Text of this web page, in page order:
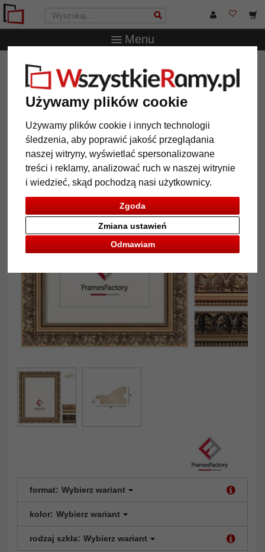
Używamy plików cookie
Używamy plików cookie i innych technologii
śledzenia, aby poprawić jakość przeglądania
naszej witryny, wyświetlać spersonalizowane
treści i reklamy, analizować ruch w naszej witrynie
i wiedzieć, skąd pochodzą nasi użytkownicy.
Zgoda
Odmawiam
Zmiana ustawień
Menu
WszystkieRamy.pl
Barokowa rama Marianna
Barokowa rama Marianna
format: Wybierz wariant
kolor: Wybierz wariant
rodzaj szkła: Wybierz wariant